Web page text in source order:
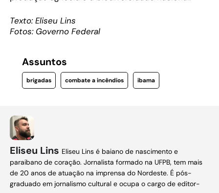
Texto: Eliseu Lins
Fotos: Governo Federal
Assuntos
brigadas combate a incêndios ibama
Eliseu Lins Eliseu Lins é baiano de nascimento e
paraibano de coração. Jornalista formado na UFPB, tem mais
de 20 anos de atuação na imprensa do Nordeste. É pós-
graduado em jornalismo cultural e ocupa o cargo de editor-